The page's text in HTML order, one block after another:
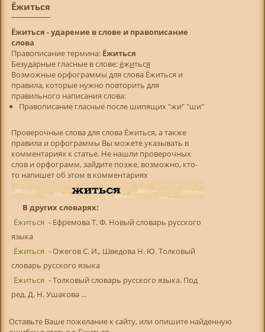
Ёжиться
Ёжиться - ударение в слове и правописание
слова
Правописание термина: Ёжиться
Безударные гласные в слове:ёжиться
Возможные орфограммы для слова Ёжиться и
правила, которые нужно повторить для
правильного написания слова:
Правописание гласные после шипящих "жи" "ши"
Проверочные слова для слова Ёжиться, а также
правила и орфограммы Вы можете указывать в
комментариях к статье. Не нашли проверочных
слов и орфограмм, зайдите позже, возможно, кто-
то напишет об этом в комментариях
В других словарях:
Ёжиться - Ефремова Т. Ф. Новый словарь русского
языка
Ёжиться - Ожегов С. И., Шведова Н. Ю. Толковый
словарь русского языка
Ёжиться - Толковый словарь русского языка. Под
ред. Д. Н. Ушакова ...
Оставьте Ваше пожелание к сайту, или опишите найденную